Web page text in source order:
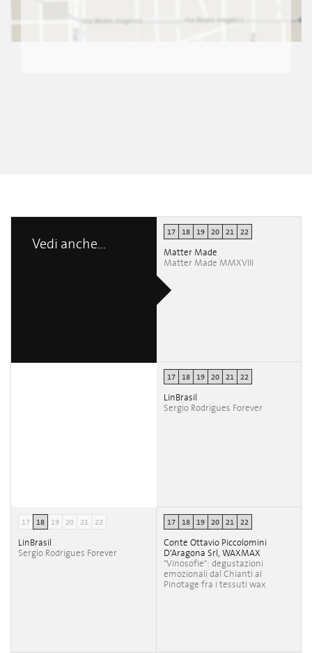
Vedi anche...
17 18 19 20 21 22
Matter Made
Matter Made MMXVIII
17 18 19 20 21 22
LinBrasil
Sergio Rodrigues Forever
17 18 19 20 21 22
LinBrasil
Sergio Rodrigues Forever
17 18 19 20 21 22
Conte Ottavio Piccolomini
D'Aragona Srl, WAXMAX
"Vinosofie": degustazioni
emozionali dal Chianti al
Pinotage fra i tessuti wax